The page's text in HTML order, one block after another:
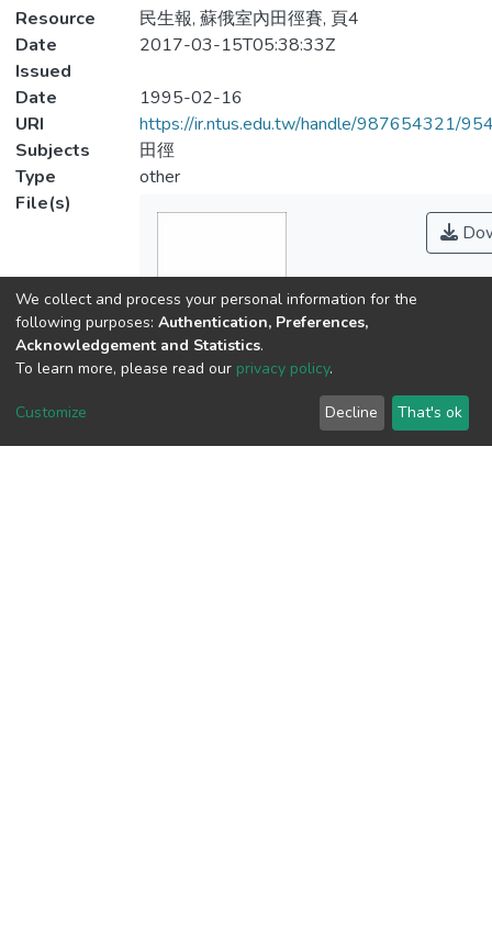
Resource
民生報, 蘇俄室內田徑賽, 頁4
Date
Issued
2017-03-15T05:38:33Z
Date
1995-02-16
URI
https://ir.ntus.edu.tw/handle/987654321/
Subjects
田徑
Type
other
File(s)
174301.pdf
We collect and process your personal information for the
following purposes: Authentication, Preferences,
Acknowledgement and Statistics.
To learn more, please read our privacy policy.
Customize Decline That's ok